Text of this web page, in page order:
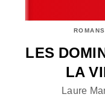
ROMANS
LES
LA
Laure